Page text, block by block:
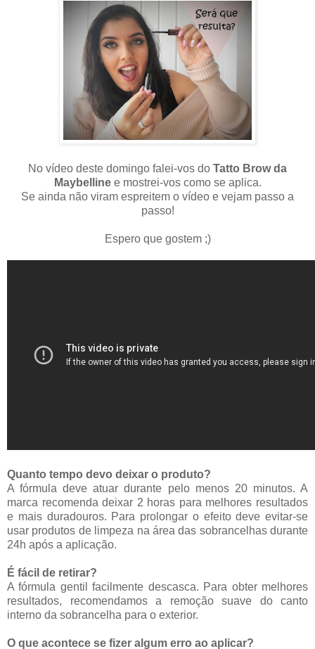
No vídeo deste domingo falei-vos do Tatto Brow da
Maybellinee mostrei-vos como se aplica.
Se ainda não viram espreitem o vídeo e vejam passo a
passo!
Espero que gostem ;)
Quanto tempo devo deixar o produto?
A fórmula deve atuar durante pelo menos 20 minutos. A
marca recomenda deixar 2 horas para melhores resultados
e mais duradouros. Para prolongar o efeito deve evitar-se
usar produtos de limpeza na área das sobrancelhas durante
24h após a aplicação.
É fácil de retirar?
A fórmula gentil facilmente descasca. Para obter melhores
resultados, recomendamos a remoção suave do canto
interno da sobrancelha para o exterior.
O que acontece se fizer algum erro ao aplicar?